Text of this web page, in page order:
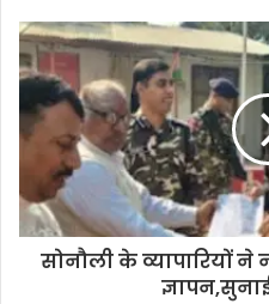
सोनौली के व्यापारियों